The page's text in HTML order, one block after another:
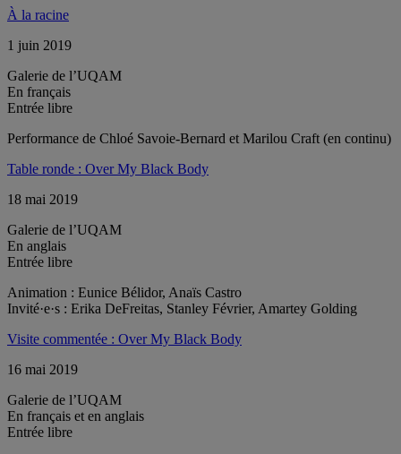
À la racine
1 juin 2019
Galerie de l’UQAM
En français
Entrée libre
Performance de Chloé Savoie-Bernard et Marilou Craft (en continu)
Table ronde : Over My Black Body
18 mai 2019
Galerie de l’UQAM
En anglais
Entrée libre
Animation : Eunice Bélidor, Anaïs Castro
Invité·e·s : Erika DeFreitas, Stanley Février, Amartey Golding
Visite commentée : Over My Black Body
16 mai 2019
Galerie de l’UQAM
En français et en anglais
Entrée libre